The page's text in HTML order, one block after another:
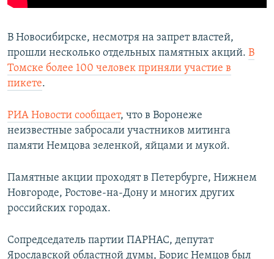
В Новосибирске, несмотря на запрет властей,
прошли несколько отдельных памятных акций. В
Томске более 100 человек приняли участие в
пикете.
РИА Новости сообщает, что в Воронеже
неизвестные забросали участников митинга
памяти Немцова зеленкой, яйцами и мукой.
Памятные акции проходят в Петербурге, Нижнем
Новгороде, Ростове-на-Дону и многих других
российских городах.
Сопредседатель партии ПАРНАС, депутат
Ярославской областной думы, Борис Немцов был